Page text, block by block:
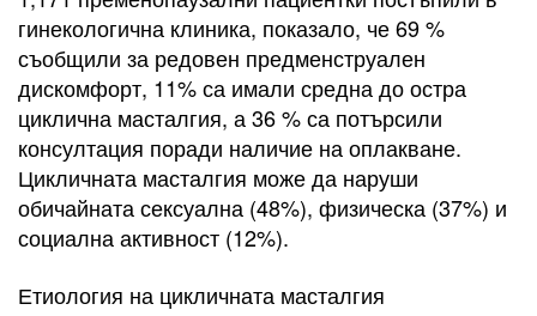
гинекологична клиника, показало, че 69 %
съобщили за редовен предменструален
дискомфорт, 11% са имали средна до остра
циклична масталгия, а 36 % са потърсили
консултация поради наличие на оплакване.
Цикличната масталгия може да наруши
обичайната сексуална (48%), физическа (37%) и
социална активност (12%).
Етиология на цикличната масталгия